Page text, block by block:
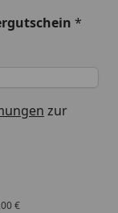
*
zur
€